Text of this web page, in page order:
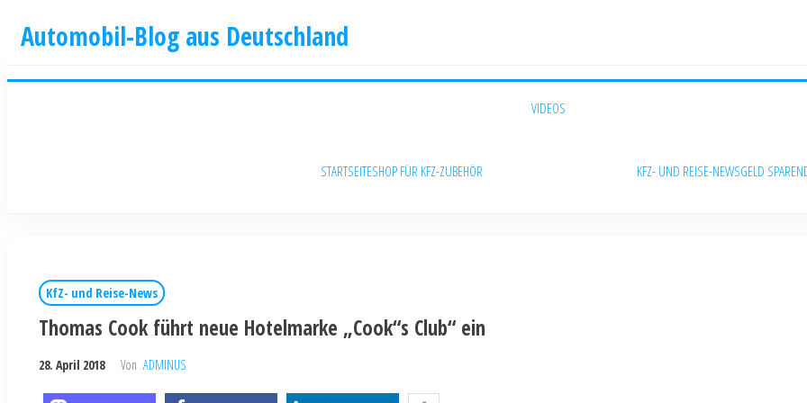
Automobil-Blog aus Deutschland
STARTSEITESHOP FÜR KFZ-ZUBEHÖR
VIDEOS
KFZ- UND REISE-NEWSGELD SPAREN
KfZ- und Reise-News
Thomas Cook führt neue Hotelmarke „Cook“s Club“ ein
28. April 2018 Von ADMINUS